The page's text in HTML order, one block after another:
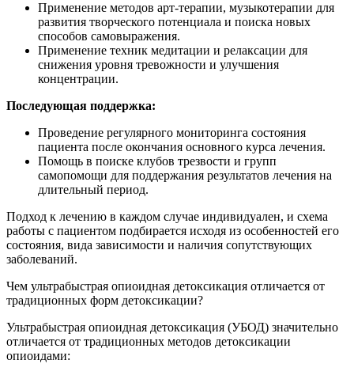
Применение методов арт-терапии, музыкотерапии для
развития творческого потенциала и поиска новых
способов самовыражения.
Применение техник медитации и релаксации для
снижения уровня тревожности и улучшения
концентрации.
Последующая поддержка:
Проведение регулярного мониторинга состояния
пациента после окончания основного курса лечения.
Помощь в поиске клубов трезвости и групп
самопомощи для поддержания результатов лечения на
длительный период.
Подход к лечению в каждом случае индивидуален, и схема
работы с пациентом подбирается исходя из особенностей его
состояния, вида зависимости и наличия сопутствующих
заболеваний.
Чем ультрабыстрая опиоидная детоксикация отличается от
традиционных форм детоксикации?
Ультрабыстрая опиоидная детоксикация (УБОД) значительно
отличается от традиционных методов детоксикации
опиоидами: